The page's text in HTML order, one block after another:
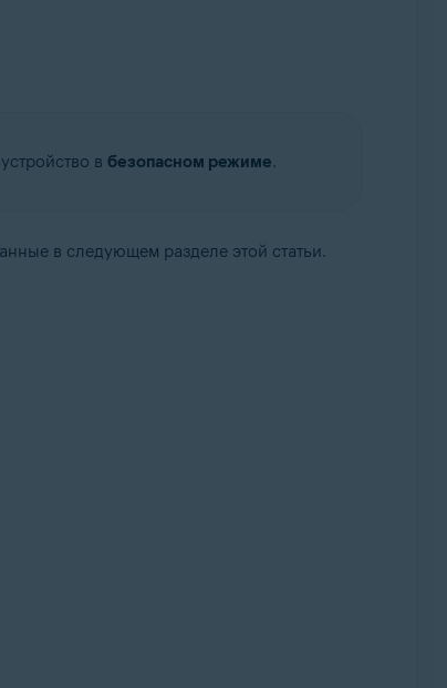
в безопасном режиме.
в следующем разделе этой статьи.